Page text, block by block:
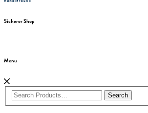
Sicherer Shop
Menu
Search